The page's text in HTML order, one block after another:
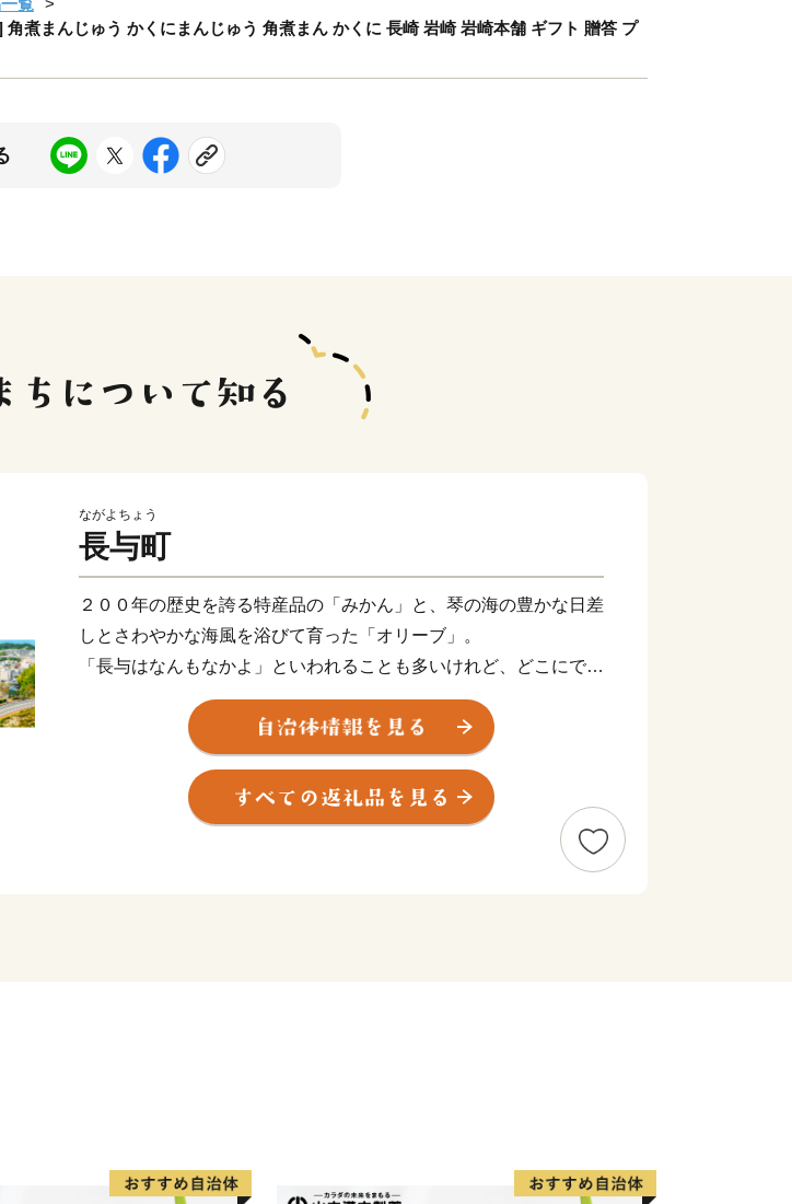
覧
煮まんじゅう かくにまんじゅう 角煮まん かくに 長崎 岩崎 岩崎本舗 ギフト 贈答 プ
ながよちょう
長与町
２００年の歴史を誇る特産品の「みかん」と、琴の海の豊かな日差
しとさわやかな海風を浴びて育った「オリーブ」。
「長与はなんもなかよ」といわれることも多いけれど、どこにでも
あるような、でもここにしかない景色があります。
“自然美” “造形美” に彩られた、住みやすさが自慢の風光明媚な町で
そんな長与町より心をこめて、お礼の品を贈呈いたします。
日頃より長与町をご支援いただき、誠にありがとうございます。